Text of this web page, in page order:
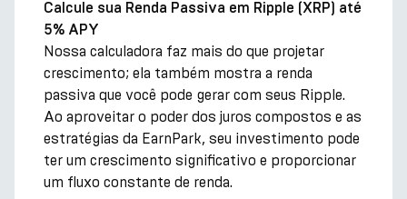
Calcule sua Renda Passiva em Ripple (XRP) até
5% APY
Nossa calculadora faz mais do que projetar
crescimento; ela também mostra a renda
passiva que você pode gerar com seus Ripple.
Ao aproveitar o poder dos juros compostos e as
estratégias da EarnPark, seu investimento pode
ter um crescimento significativo e proporcionar
um fluxo constante de renda.